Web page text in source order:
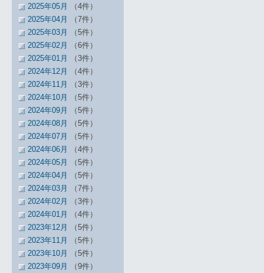
2025年05月
（4件）
2025年04月
（7件）
2025年03月
（5件）
2025年02月
（6件）
2025年01月
（3件）
2024年12月
（4件）
2024年11月
（3件）
2024年10月
（5件）
2024年09月
（5件）
2024年08月
（5件）
2024年07月
（5件）
2024年06月
（4件）
2024年05月
（5件）
2024年04月
（5件）
2024年03月
（7件）
2024年02月
（3件）
2024年01月
（4件）
2023年12月
（5件）
2023年11月
（5件）
2023年10月
（5件）
2023年09月
（9件）